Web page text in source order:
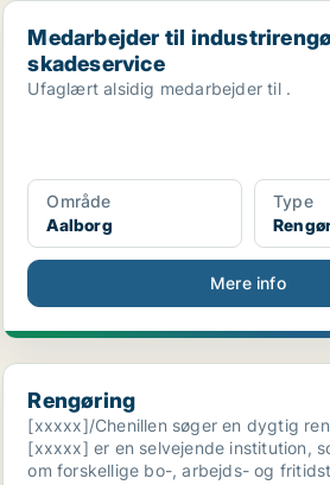
Medarbejder til industrirengøring
Medarbejder til
skadeservice
Ufaglært alsidig medarbejder til .
Område
Aalborg
Type
Mere info
Rengøring
Rengøring
[xxxxx]/Chenillen søger en dygtig
[xxxxx] er en selvejende institution,
om forskellige bo-, arbejds- og